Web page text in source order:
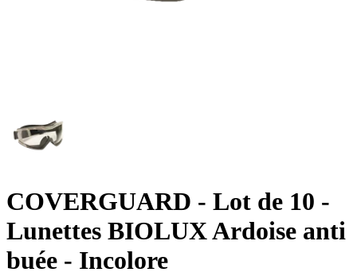
COVERGUARD - Lot de 10 -
Lunettes BIOLUX Ardoise anti
buée - Incolore